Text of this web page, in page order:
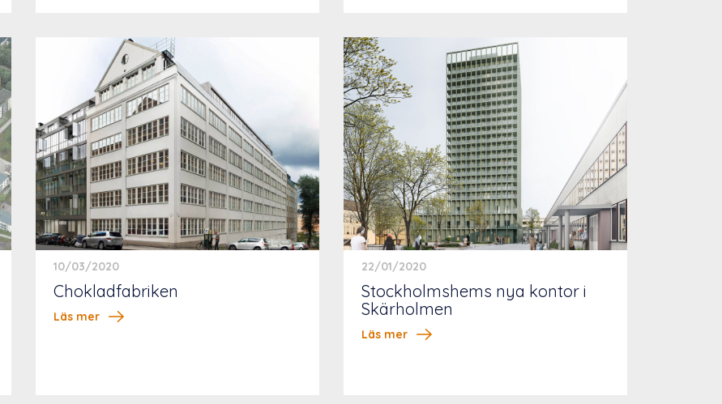
10/03/2020
Chokladfabriken
Läs mer
22/01/2020
Stockholmshems nya kontor i
Skärholmen
Läs mer